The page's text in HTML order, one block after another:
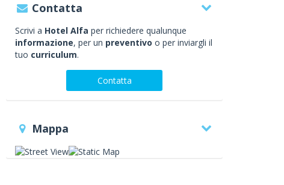
Contatta
Scrivi a Hotel Alfa per richiedere qualunque
informazione, per un preventivo o per inviargli il
tuo curriculum.
Contatta
Mappa